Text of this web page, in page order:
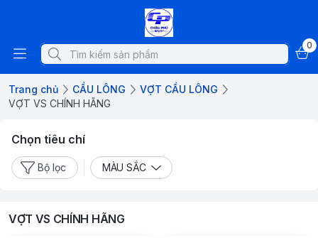
0
Trang chủ CẦU LÔNG
VỢT CẦU LÔNG
VỢT VS CHÍNH HÃNG
Chọn tiêu chí
Bộ lọc MÀU SẮC
VỢT VS CHÍNH HÃNG